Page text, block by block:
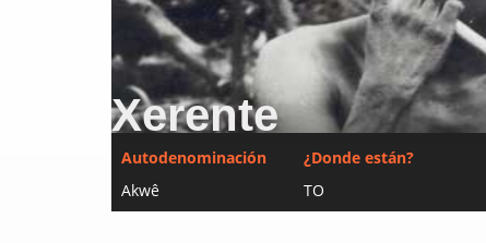
Xerente
Autodenominación
Akwê
¿Donde están?
TO